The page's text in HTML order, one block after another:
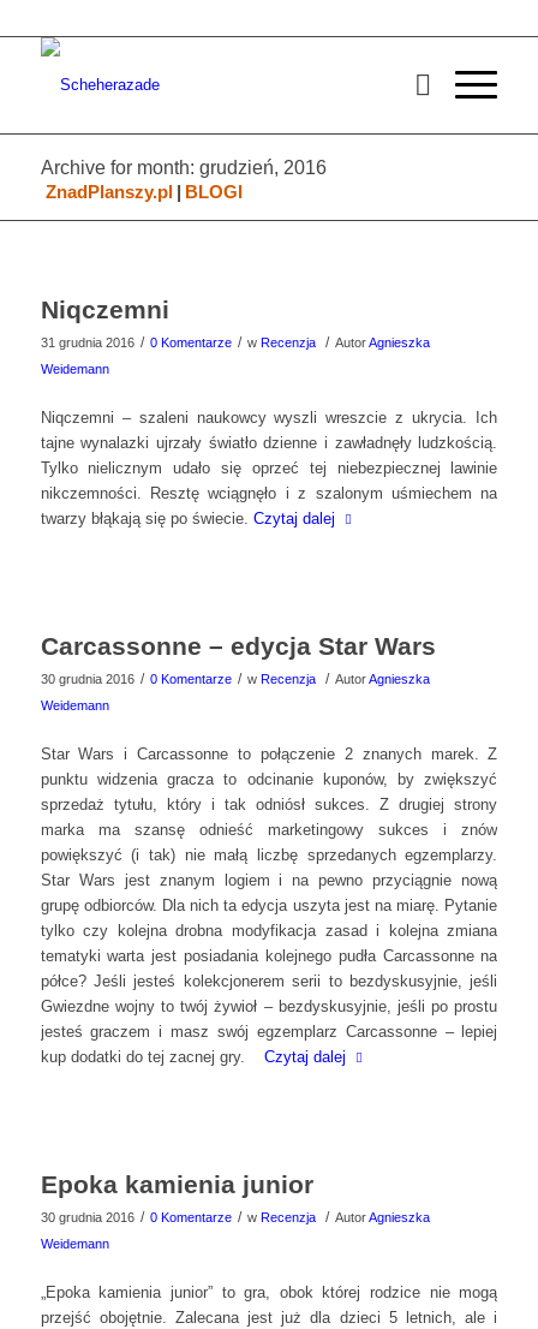
Archive for month: grudzień, 2016
ZnadPlanszy.pl | BLOGI
Niqczemni
31 grudnia 2016 / 0 Komentarze / w Recenzja / AutorAgnieszka
Weidemann
Niqczemni – szaleni naukowcy wyszli wreszcie z ukrycia. Ich
tajne wynalazki ujrzały światło dzienne i zawładnęły ludzkością.
Tylko nielicznym udało się oprzeć tej niebezpiecznej lawinie
nikczemności. Resztę wciągnęło i z szalonym uśmiechem na
twarzy błąkają się po świecie. Czytaj dalej
Carcassonne – edycja Star Wars
30 grudnia 2016 / 0 Komentarze / w Recenzja / AutorAgnieszka
Weidemann
Star Wars i Carcassonne to połączenie 2 znanych marek. Z
punktu widzenia gracza to odcinanie kuponów, by zwiększyć
sprzedaż tytułu, który i tak odniósł sukces. Z drugiej strony
marka ma szansę odnieść marketingowy sukces i znów
powiększyć (i tak) nie małą liczbę sprzedanych egzemplarzy.
Star Wars jest znanym logiem i na pewno przyciągnie nową
grupę odbiorców. Dla nich ta edycja uszyta jest na miarę. Pytanie
tylko czy kolejna drobna modyfikacja zasad i kolejna zmiana
tematyki warta jest posiadania kolejnego pudła Carcassonne na
półce? Jeśli jesteś kolekcjonerem serii to bezdyskusyjnie, jeśli
Gwiezdne wojny to twój żywioł – bezdyskusyjnie, jeśli po prostu
jesteś graczem i masz swój egzemplarz Carcassonne – lepiej
kup dodatki do tej zacnej gry. Czytaj dalej
Epoka kamienia junior
30 grudnia 2016 / 0 Komentarze / w Recenzja / AutorAgnieszka
Weidemann
„Epoka kamienia junior” to gra, obok której rodzice nie mogą
przejść obojętnie. Zalecana jest już dla dzieci 5 letnich, ale i